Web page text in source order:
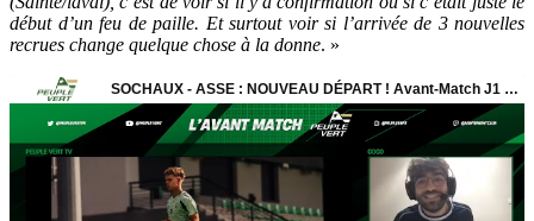
début d’un feu de paille. Et surtout voir si l’arrivée de 3 nouvelles
recrues change quelque chose à la donne. »